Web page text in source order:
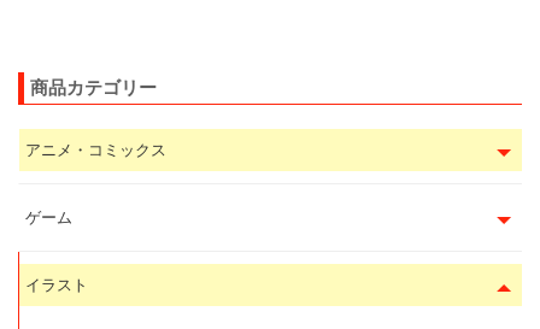
商品カテゴリー
アニメ・コミックス
ゲーム
イラスト